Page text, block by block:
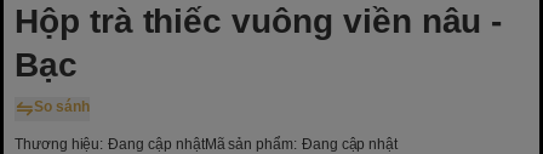
Hộp trà thiếc vuông viền nâu -
Bạc
So sánh
Thương hiệu: Đang cập nhậtMã sản phẩm: Đang cập nhật